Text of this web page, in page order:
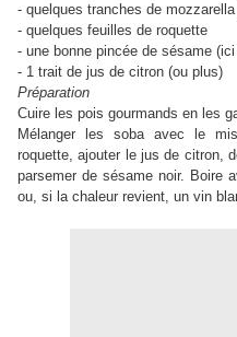
- quelques tranches de
- quelques feuilles de roquette
- une bonne pincée de sésame
- 1 trait de jus de citron (ou plus)
Préparation
Cuire les pois gourmands en les
Mélanger les soba avec le
roquette, ajouter le jus de citron,
parsemer de sésame noir. Boire
ou, si la chaleur revient, un vin